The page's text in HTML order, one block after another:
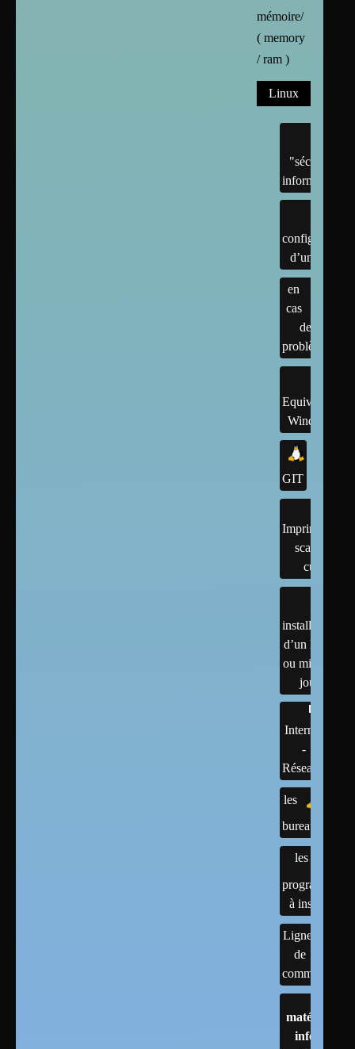
mémoire/
( memory
/ ram )
Linux
"sécurité"
informatique
configuration
d’un linux
en
cas
de
problème
Equivalents
Windows
GIT
Imprimantes,
scanner,
cups
installation
d’un linux
ou mises à
jour
Internet
-
Réseaux
les
bureaux
les
programmes
à installer
Lignes
de
commandes
matériels :
infos et